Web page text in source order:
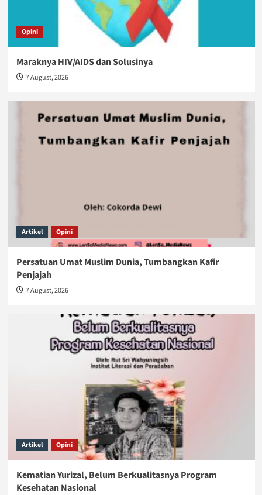
Opini
Maraknya HIV/AIDS dan Solusinya
7 August, 2026
Artikel Opini
Persatuan Umat Muslim Dunia, Tumbangkan Kafir
Penjajah
7 August, 2026
Artikel Opini
Kematian Yurizal, Belum Berkualitasnya Program
Kesehatan Nasional